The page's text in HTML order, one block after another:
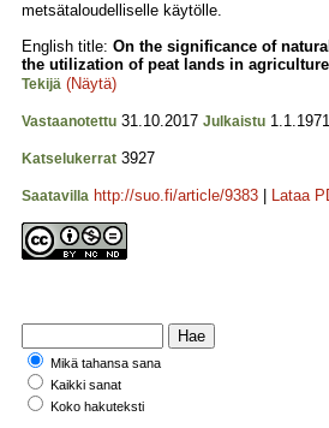
metsätaloudelliselle käytölle.
English title: On the significance of
the utilization of peat lands in
Tekijä (Näytä)
Vastaanotettu 31.10.2017 Julkaistu 1.1.1971
Katselukerrat 3927
Saatavilla http://suo.fi/article/9383 Lataa
Mikä tahansa sana
Kaikki sanat
Koko hakuteksti